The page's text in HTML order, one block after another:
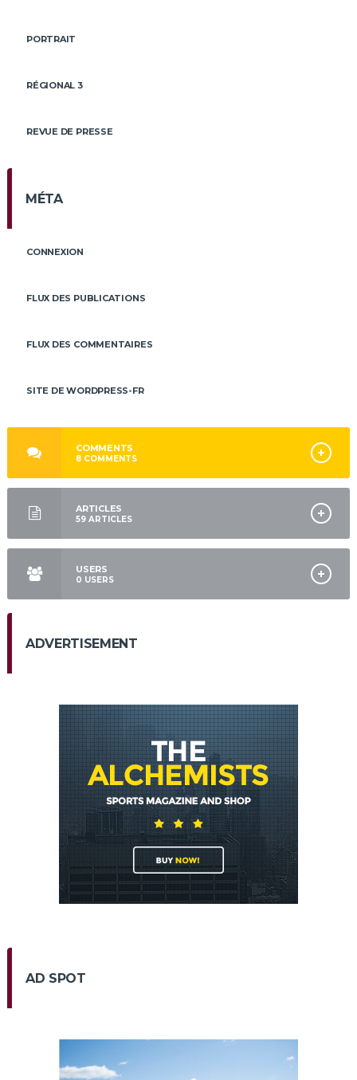
PORTRAIT
RÉGIONAL 3
REVUE DE PRESSE
MÉTA
CONNEXION
FLUX DES PUBLICATIONS
FLUX DES COMMENTAIRES
SITE DE WORDPRESS-FR
COMMENTS
8 COMMENTS
ARTICLES
59 ARTICLES
USERS
0 USERS
ADVERTISEMENT
AD SPOT